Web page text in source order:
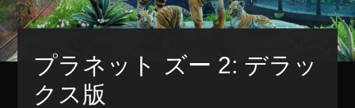
プラネット ズー 2: デラッ
クス版